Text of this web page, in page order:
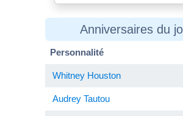
Anniversaires du
Personnalité
Whitney Houston
Audrey Tautou